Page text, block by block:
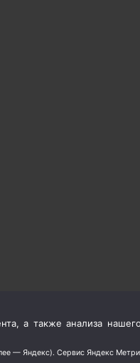
а также анализа
— Яндекс). Сервис Яндекс